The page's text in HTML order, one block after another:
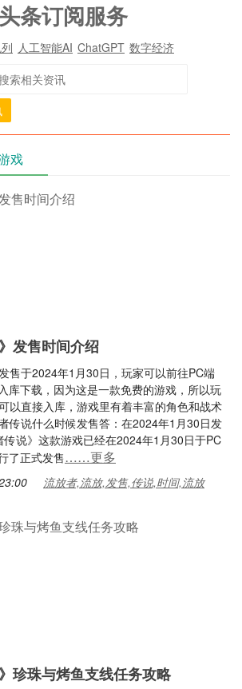
头条订阅服务
人工智能AI ChatGPT 数字经济
戏
发售时间介绍
售于2024年1月30日，玩家可以前往PC端
库下载，因为这是一款免费的游戏，所以玩
以直接入库，游戏里有着丰富的角色和战术
传说什么时候发售答：在2024年1月30日发
传说》这款游戏已经在2024年1月30日于PC
了正式发售……更多
流放者,流放,发售,传说,时间,流放
珍珠与烤鱼支线任务攻略